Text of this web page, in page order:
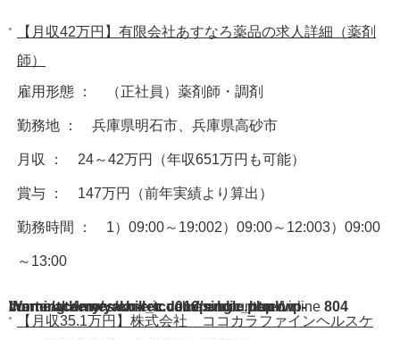
【月収42万円】有限会社あすなろ薬品の求人詳細（薬剤
師）
雇用形態 ： （正社員）薬剤師・調剤
勤務地 ： 兵庫県明石市、兵庫県高砂市
月収 ： 24～42万円（年収651万円も可能）
賞与 ： 147万円（前年実績より算出）
勤務時間 ： 1）09:00～19:002）09:00～12:003）09:00
～13:00
Warning: A non-numeric value encountered in
/home/acdmy/yaku-rec.com/public_html/wp-content/themes/chill_tcd016/single.phpon line 804
【月収35.1万円】株式会社 ココカラファインヘルスケ